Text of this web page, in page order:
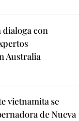
con
Australia
vietnamita se
de Nueva